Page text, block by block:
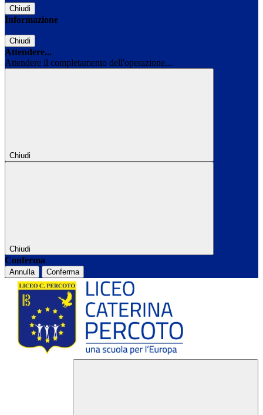
Chiudi
Informazione
Chiudi
Attendere...
Attendere il completamento dell'operazione...
Chiudi
Chiudi
Conferma
Annulla Conferma